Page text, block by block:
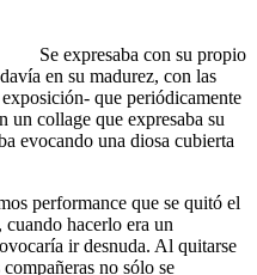
Se expresaba con su propio
en su madurez, con las
que periódicamente
un collage que expresaba su
evocando una diosa cubierta
performance que se quitó el
hacerlo era un
ir desnuda. Al quitarse
no sólo se